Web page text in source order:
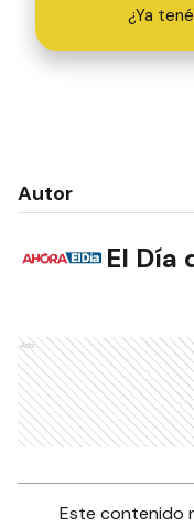
¿Ya
Autor
El Día
Ads
Este contenido